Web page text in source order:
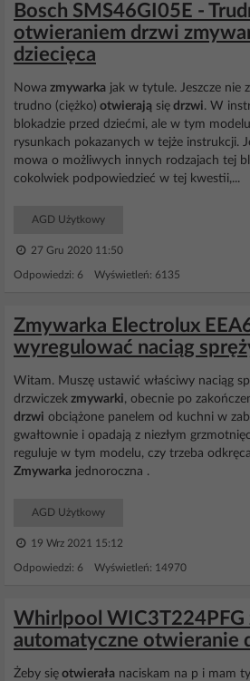
Bosch SMS46GI05E -
otwieraniem drzwi
dziecięca
Nowa zmywarka jak w tytule. Jeszcze nie
trudno (ciężko) otwierają się drzwi. W
blokadzie przed dziećmi, ale w tym
rysunkach pokazanych w tejże instrukcji.
mowa o możliwych innych rodzajach tej
cokolwiek podpowiedzieć w tej kwestii,...
AGD Użytkowy
27 Gru 2020 11:50
Odpowiedzi: 6 Wyświetleń: 6135
Zmywarka Electrolux
wyregulować naciąg
Witam. Muszę ustawić właściwy naciąg
drzwiczek zmywarki, obecnie po
drzwi obciążone panelem od kuchni w
gwałtownie i opadają z niezłym
reguluje w tym modelu, czy trzeba
Zmywarka jednoroczna .
AGD Użytkowy
19 Wrz 2021 15:12
Odpowiedzi: 6 Wyświetleń: 14970
Whirlpool WIC3T224PFG
automatyczne otwieranie
Żeby się otwierała naciskam na p i mam